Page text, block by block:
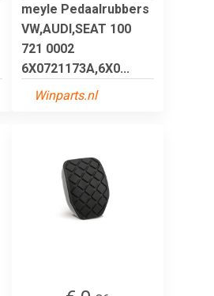
meyle Pedaalrubbers
VW,AUDI,SEAT 100
721 0002
6X0721173A,6X0...
Winparts.nl